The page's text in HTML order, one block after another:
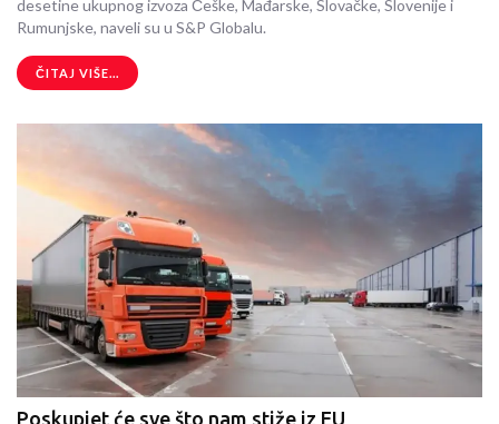
desetine ukupnog izvoza Češke, Mađarske, Slovačke, Slovenije i
Rumunjske, naveli su u S&P Globalu.
ČITAJ VIŠE...
Poskupjet će sve što nam stiže iz EU